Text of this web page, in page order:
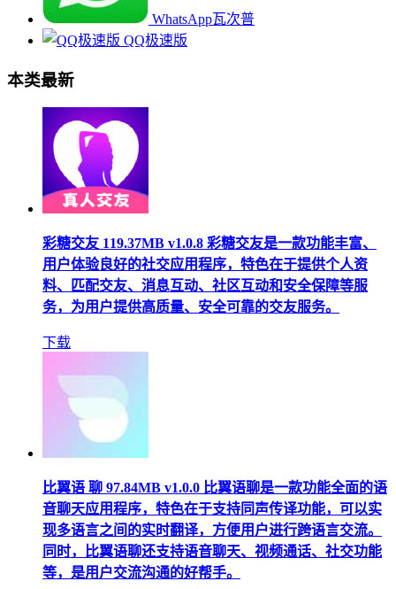
WhatsApp瓦次普
QQ极速版
本类最新
彩糖交友 119.37MB v1.0.8 彩糖交友是一款功能丰富、
用户体验良好的社交应用程序，特色在于提供个人资
料、匹配交友、消息互动、社区互动和安全保障等服
务，为用户提供高质量、安全可靠的交友服务。
下载
比翼语 聊 97.84MB v1.0.0 比翼语聊是一款功能全面的语
音聊天应用程序，特色在于支持同声传译功能，可以实
现多语言之间的实时翻译，方便用户进行跨语言交流。
同时，比翼语聊还支持语音聊天、视频通话、社交功能
等，是用户交流沟通的好帮手。